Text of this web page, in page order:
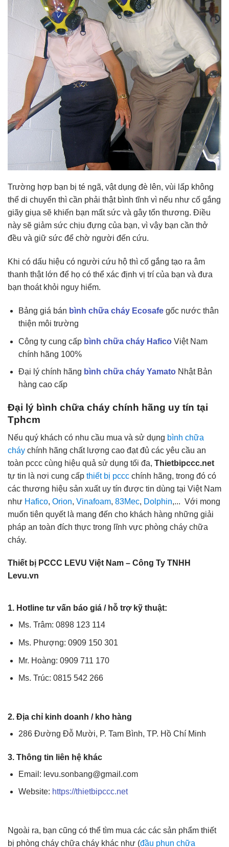
Trường hợp bạn bị té ngã, vật dụng đè lên, vùi lấp không
thể di chuyển thì cần phải thật bình tĩnh vì nếu như cố gắng
giãy giụa sẽ khiến bạn mất sức và gây tổn thương. Điều
này sẽ giảm sức chịu đựng của bạn, vì vậy bạn cần thở
đều và giữ sức để chờ người đến cứu.
Khi có dấu hiệu có người cứu hộ thì cố gắng tạo ra âm
thanh thật lớn để họ có thể xác định vị trí của bạn và đưa
bạn thoát khỏi nguy hiểm.
Bảng giá bán bình chữa cháy Ecosafegốc nước thân
thiện môi trường
Công ty cung cấp bình chữa cháy HaficoViệt Nam
chính hãng 100%
Đại lý chính hãng bình chữa cháy YamatoNhật Bản
hàng cao cấp
Đại lý bình chữa cháy chính hãng uy tín tại
Tphcm
Nếu quý khách có nhu cầu mua và sử dụng bình chữa
cháy chính hãng chất lượng cao đạt đủ các yêu cầu an
toàn pccc cùng hiệu quả sử dụng tối đa, Thietbipccc.net
tự tin là nơi cung cấp thiết bị pccc chính hãng, trong đó có
các thương hiệu sản xuất uy tín được tin dùng tại Việt Nam
như Hafico, Orion, Vinafoam, 83Mec, Dolphin,... Với mong
muốn tiên quyết là mang đến cho khách hàng những giải
pháp an toàn đích thực trong lĩnh vực phòng cháy chữa
cháy.
Thiết bị PCCC LEVU Việt Nam – Công Ty TNHH
Levu.vn
1. Hotline tư vấn báo giá / hỗ trợ kỹ thuật:
Ms. Trâm: 0898 123 114
Ms. Phượng: 0909 150 301
Mr. Hoàng: 0909 711 170
Ms. Trúc: 0815 542 266
2. Địa chỉ kinh doanh / kho hàng
286 Đường Đỗ Mười, P. Tam Bình, TP. Hồ Chí Minh
3. Thông tin liên hệ khác
Email: levu.sonbang@gmail.com
Website: https://thietbipccc.net
Ngoài ra, bạn cũng có thể tìm mua các các sản phẩm thiết
bị phòng cháy chữa cháy khác như (đầu phun chữa